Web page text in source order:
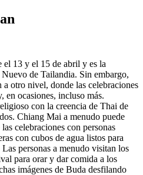
el 13 y el 15 de abril y es la
de Tailandia. Sin embargo,
otro nivel, donde las celebraciones
en ocasiones, incluso más.
con la creencia de Thai de
Chiang Mai a menudo puede
celebraciones con personas
con cubos de agua listos para
personas a menudo visitan los
para orar y dar comida a los
imágenes de Buda desfilando